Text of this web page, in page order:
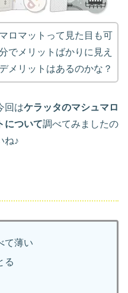
ロマットって見た目も可
でメリットばかりに見え
メリットはあるのかな？
回はケラッタのマシュマロ
について調べてみましたの
ね♪
て薄い
る